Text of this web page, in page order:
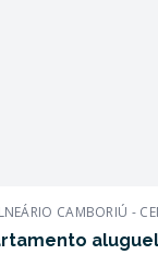
CAMBORIÚ -